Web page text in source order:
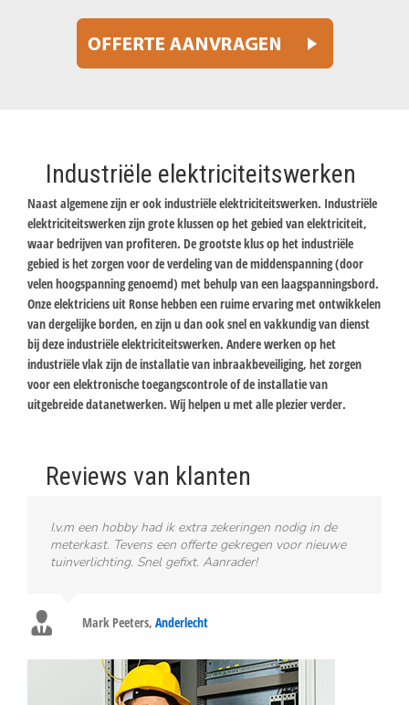
Industriële elektriciteitswerken
Naast algemene zijn er ook industriële elektriciteitswerken. Industriële
elektriciteitswerken zijn grote klussen op het gebied van elektriciteit,
waar bedrijven van profiteren. De grootste klus op het industriële
gebied is het zorgen voor de verdeling van de middenspanning (door
velen hoogspanning genoemd) met behulp van een laagspanningsbord.
Onze elektriciens uit Ronse hebben een ruime ervaring met ontwikkelen
van dergelijke borden, en zijn u dan ook snel en vakkundig van dienst
bij deze industriële elektriciteitswerken. Andere werken op het
industriële vlak zijn de installatie van inbraakbeveiliging, het zorgen
voor een elektronische toegangscontrole of de installatie van
uitgebreide datanetwerken. Wij helpen u met alle plezier verder.
Reviews van klanten
I.v.m een hobby had ik extra zekeringen nodig in de
meterkast. Tevens een offerte gekregen voor nieuwe
tuinverlichting. Snel gefixt. Aanrader!
Mark Peeters, Anderlecht